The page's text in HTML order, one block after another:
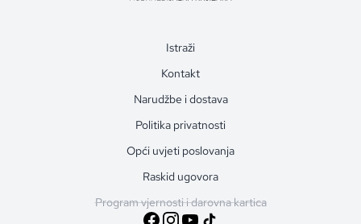
Istraži
Kontakt
Narudžbe i dostava
Politika privatnosti
Opći uvjeti poslovanja
Raskid ugovora
Program vjernosti i darovna kartica